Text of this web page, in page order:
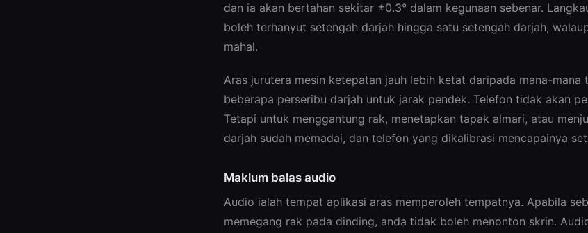
dan ia akan bertahan sekitar ±0.3° dalam kegunaan sebenar.
boleh terhanyut setengah darjah hingga satu setengah darjah,
mahal.
Aras jurutera mesin ketepatan jauh lebih ketat daripada mana-mana
beberapa perseribu darjah untuk jarak pendek. Telefon tidak akan
Tetapi untuk menggantung rak, menetapkan tapak almari, atau
darjah sudah memadai, dan telefon yang dikalibrasi mencapainya
Maklum balas audio
Audio ialah tempat aplikasi aras memperoleh tempatnya. Apabila
memegang rak pada dinding, anda tidak boleh menonton skrin.